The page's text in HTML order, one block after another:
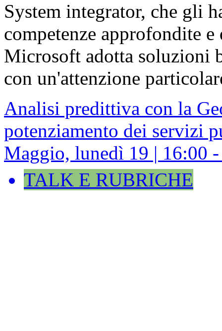
System integrator, che gli
competenze approfondite
Microsoft adotta soluzioni
con un'attenzione
Analisi predittiva con la
potenziamento dei servizi
Maggio, lunedì 19 | 16:00
TALK E RUBRICHE